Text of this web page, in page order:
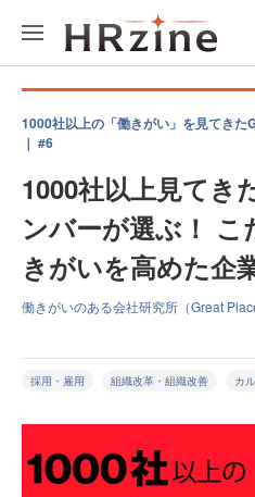
1000社以上の「働きがい」を見てき
｜ #6
1000社以上見てき
ンバーが選ぶ！
きがいを高めた企
働きがいのある会社研究所（Great
採用・雇用 組織改革・組織改善 カ